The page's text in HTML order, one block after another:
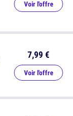
7,99 €
Voir l'offre
Voir l'offre